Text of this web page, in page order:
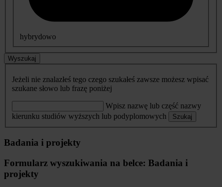
hybrydowo
Wyszukaj
Jeżeli nie znalazłeś tego czego szukałeś zawsze możesz wpisać
szukane słowo lub frazę poniżej
Wpisz nazwę lub część nazwy
kierunku studiów wyższych lub podyplomowych
Szukaj
Badania i projekty
Formularz wyszukiwania na belce: Badania i
projekty